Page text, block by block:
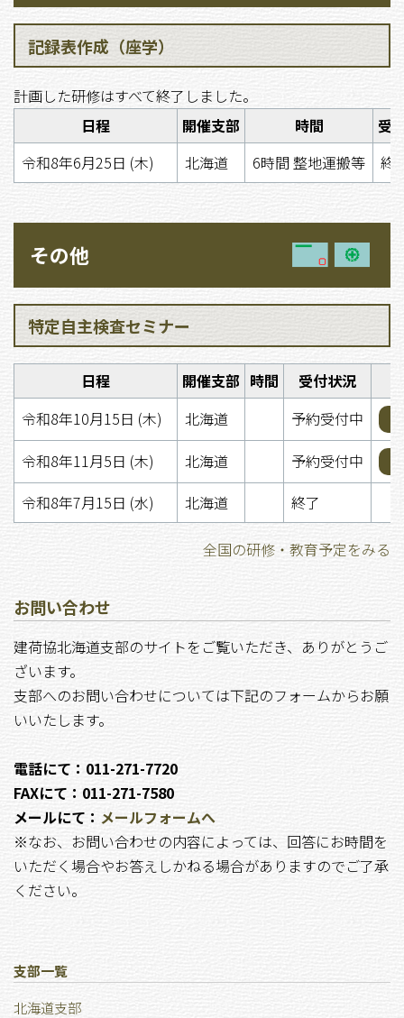
記録表作成（座学）
計画した研修はすべて終了しました。
日程
開催支部 時間
受
令和8年6月25日 (木)
北海道 6時間 整地運搬等 終
その他
特定自主検査セミナー
日程 開催支部 時間
受付状況
令和8年10月15日 (木)
北海道 予約受付中
令和8年11月5日 (木)
北海道 予約受付中
令和8年7月15日 (水)
北海道 終了
全国の研修・教育予定をみる
お問い合わせ
建荷協北海道支部のサイトをご覧いただき、ありがとうご
ざいます。
支部へのお問い合わせについては下記のフォームからお願
いいたします。
電話にて：011-271-7720
FAXにて：011-271-7580
メールにて： メールフォームへ
※なお、お問い合わせの内容によっては、回答にお時間を
いただく場合やお答えしかねる場合がありますのでご了承
ください。
支部一覧
北海道支部